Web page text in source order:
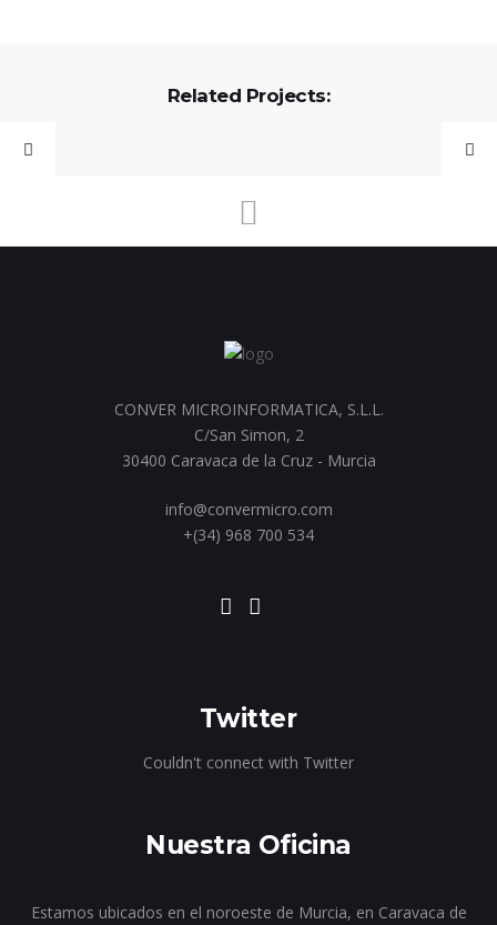
Related Projects:
CONVER MICROINFORMATICA, S.L.L.
C/San Simon, 2
30400 Caravaca de la Cruz - Murcia
info@convermicro.com
+(34) 968 700 534
Twitter
Couldn't connect with Twitter
Nuestra Oficina
Estamos ubicados en el noroeste de Murcia, en Caravaca de